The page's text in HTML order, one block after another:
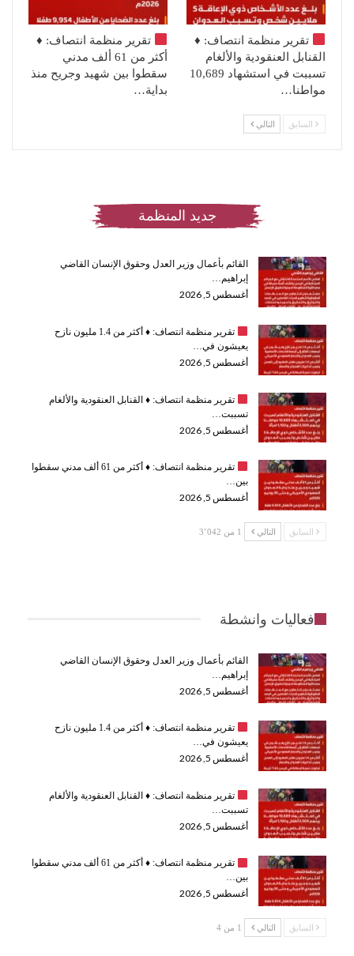
تقرير منظمة انتصاف: ♦️
القنابل العنقودية والألغام
تسببت في استشهاد 10,689
مواطنا…
تقرير منظمة انتصاف: ♦️
أكثر من 61 ألف مدني
سقطوا بين شهيد وجريح منذ
بداية…
السابق التالي
جديد المنظمة
القائم بأعمال وزير العدل وحقوق الإنسان القاضي
إبراهيم…
أغسطس 5, 2026
تقرير منظمة انتصاف: ♦️
أكثر من 1.4 مليون نازح
يعيشون في…
أغسطس 5, 2026
تقرير منظمة انتصاف: ♦️القنابل العنقودية والألغام
تسببت…
أغسطس 5, 2026
تقرير منظمة انتصاف: ♦️
أكثر من 61 ألف مدني سقطوا
بين…
أغسطس 5, 2026
السابق التالي 1 من 3٬042
فعاليات وانشطة
القائم بأعمال وزير العدل وحقوق الإنسان القاضي
إبراهيم…
أغسطس 5, 2026
تقرير منظمة انتصاف: ♦️
أكثر من 1.4 مليون نازح
يعيشون في…
أغسطس 5, 2026
تقرير منظمة انتصاف: ♦️القنابل العنقودية والألغام
تسببت…
أغسطس 5, 2026
تقرير منظمة انتصاف: ♦️
أكثر من 61 ألف مدني سقطوا
بين…
أغسطس 5, 2026
السابق التالي 1 من 4